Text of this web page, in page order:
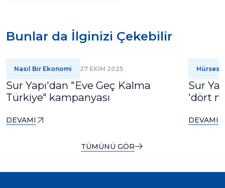
Bunlar da İlginizi Çekebilir
Nasıl Bir Ekonomi 27 EKİM 2025
Sur Yapı'dan "Eve Geç Kalma
Türkiye" kampanyası
DEVAMI
Hürses
Sur
'dört
DEVAMI
TÜMÜNÜ GÖR